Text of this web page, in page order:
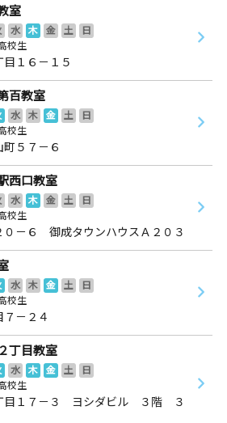
室
水 木 金 土
日
校生
１６－１５
百教室
水 木 金 土
日
校生
５７－６
西口教室
水 木 金 土
日
校生
０－６ 御成タウンハウスＡ２０３
水 木 金 土
日
校生
－２４
丁目教室
水 木 金 土
日
校生
目１７－３ ヨシダビル ３階 ３